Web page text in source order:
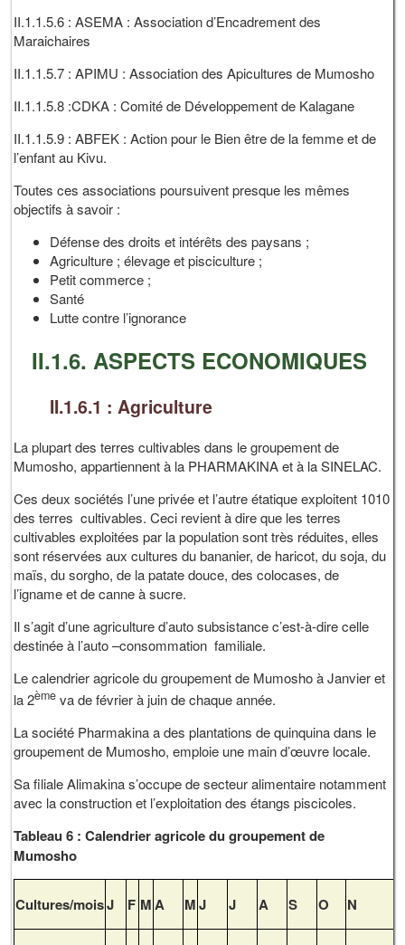
II.1.1.5.6 : ASEMA : Association d’Encadrement des
Maraichaires
II.1.1.5.7 : APIMU : Association des Apicultures de Mumosho
II.1.1.5.8 :CDKA : Comité de Développement de Kalagane
II.1.1.5.9 : ABFEK : Action pour le Bien être de la femme et de
l’enfant au Kivu.
Toutes ces associations poursuivent presque les mêmes
objectifs à savoir :
Défense des droits et intérêts des paysans ;
Agriculture ; élevage et pisciculture ;
Petit commerce ;
Santé
Lutte contre l’ignorance
II.1.6. ASPECTS ECONOMIQUES
II.1.6.1 : Agriculture
La plupart des terres cultivables dans le groupement de
Mumosho, appartiennent à la PHARMAKINA et à la SINELAC.
Ces deux sociétés l’une privée et l’autre étatique exploitent 1010
des terres cultivables. Ceci revient à dire que les terres
cultivables exploitées par la population sont très réduites, elles
sont réservées aux cultures du bananier, de haricot, du soja, du
maïs, du sorgho, de la patate douce, des colocases, de
l’igname et de canne à sucre.
Il s’agit d’une agriculture d’auto subsistance c’est-à-dire celle
destinée à l’auto –consommation familiale.
Le calendrier agricole du groupement de Mumosho à Janvier et
la 2ème va de février à juin de chaque année.
La société Pharmakina a des plantations de quinquina dans le
groupement de Mumosho, emploie une main d’œuvre locale.
Sa filiale Alimakina s’occupe de secteur alimentaire notamment
avec la construction et l’exploitation des étangs piscicoles.
Tableau 6 : Calendrier agricole du groupement de
Mumosho
Cultures/moisJ F MA MJ J A S O N